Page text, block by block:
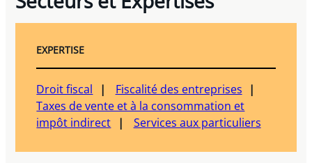
EXPERTISE
Droit fiscal
Fiscalité des entreprises
Taxes de vente et à la consommation et
impôt indirect
Services aux particuliers